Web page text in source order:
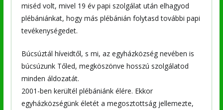
miséd volt, mivel 19 év papi szolgálat után elhagyod
plébániánkat, hogy más plébánián folytasd további papi
tevékenységedet.
Búcsúztál híveidtől, s mi, az egyházközség nevében is
búcsúzunk Tőled, megköszönve hosszú szolgálatod
minden áldozatát.
2001-ben kerültél plébániánk élére. Ekkor
egyházközségünk életét a megosztottság jellemezte,